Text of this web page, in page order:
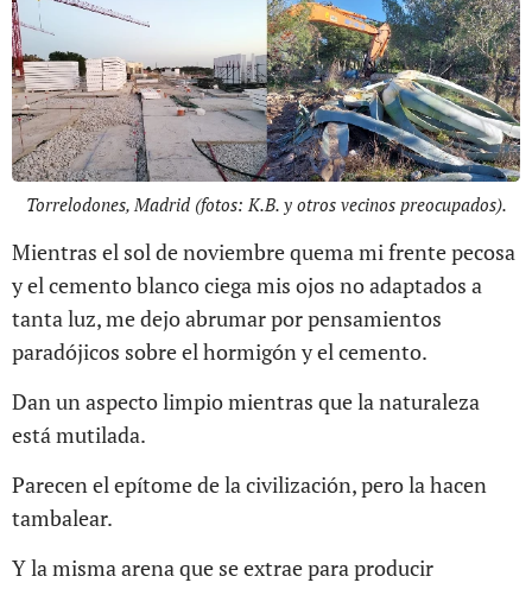
Torrelodones, Madrid (fotos: K.B. y otros vecinos preocupados).
Mientras el sol de noviembre quema mi frente pecosa
y el cemento blanco ciega mis ojos no adaptados a
tanta luz, me dejo abrumar por pensamientos
paradójicos sobre el hormigón y el cemento.
Dan un aspecto limpio mientras que la naturaleza
está mutilada.
Parecen el epítome de la civilización, pero la hacen
tambalear.
Y la misma arena que se extrae para producir